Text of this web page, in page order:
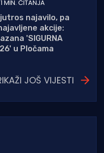
1 MIN. ČITANJA
najavilo, pa
akcije:
'SIGURNA
u Pločama
JOŠ VIJESTI